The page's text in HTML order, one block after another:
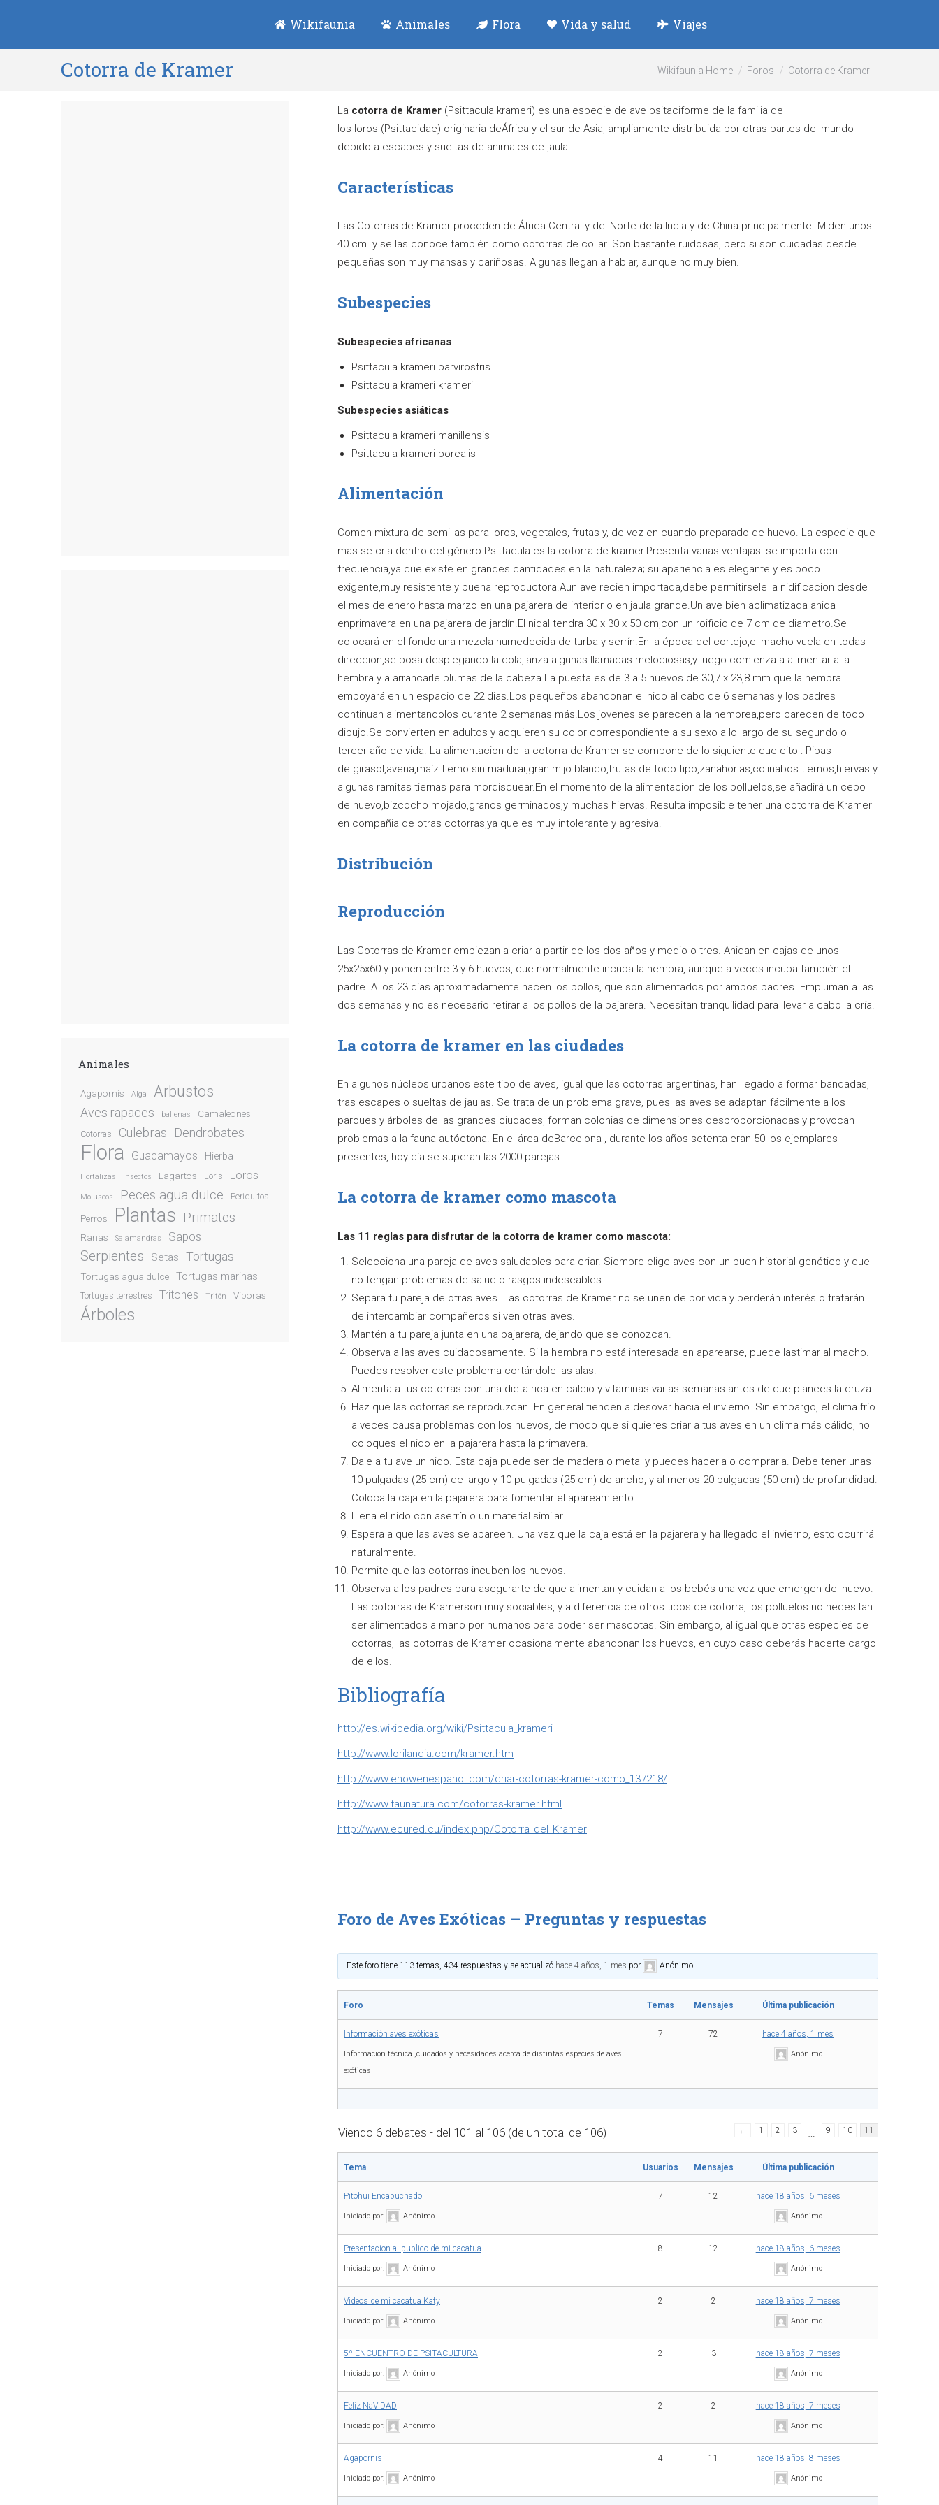
Wikifaunia Animales Flora Vida y salud Viajes
Cotorra de Kramer Wikifaunia Home Foros Cotorra de Kramer
La cotorra de Kramer (Psittacula krameri) es una especie de ave psitaciforme de la familia de
los loros (Psittacidae) originaria deÁfrica y el sur de Asia, ampliamente distribuida por otras partes del mundo
debido a escapes y sueltas de animales de jaula.
Características
Las Cotorras de Kramer proceden de África Central y del Norte de la India y de China principalmente. Miden unos
40 cm. y se las conoce también como cotorras de collar. Son bastante ruidosas, pero si son cuidadas desde
pequeñas son muy mansas y cariñosas. Algunas llegan a hablar, aunque no muy bien.
Subespecies
Subespecies africanas
Psittacula krameri parvirostris
Psittacula krameri krameri
Subespecies asiáticas
Psittacula krameri manillensis
Psittacula krameri borealis
Alimentación
Comen mixtura de semillas para loros, vegetales, frutas y, de vez en cuando preparado de huevo. La especie que
mas se cria dentro del género Psittacula es la cotorra de kramer.Presenta varias ventajas: se importa con
frecuencia,ya que existe en grandes cantidades en la naturaleza; su apariencia es elegante y es poco
exigente,muy resistente y buena reproductora.Aun ave recien importada,debe permitirsele la nidificacion desde
el mes de enero hasta marzo en una pajarera de interior o en jaula grande.Un ave bien aclimatizada anida
enprimavera en una pajarera de jardín.El nidal tendra 30 x 30 x 50 cm,con un roificio de 7 cm de diametro.Se
colocará en el fondo una mezcla humedecida de turba y serrín.En la época del cortejo,el macho vuela en todas
direccion,se posa desplegando la cola,lanza algunas llamadas melodiosas,y luego comienza a alimentar a la
hembra y a arrancarle plumas de la cabeza.La puesta es de 3 a 5 huevos de 30,7 x 23,8 mm que la hembra
empoyará en un espacio de 22 dias.Los pequeños abandonan el nido al cabo de 6 semanas y los padres
continuan alimentandolos curante 2 semanas más.Los jovenes se parecen a la hembrea,pero carecen de todo
dibujo.Se convierten en adultos y adquieren su color correspondiente a su sexo a lo largo de su segundo o
tercer año de vida. La alimentacion de la cotorra de Kramer se compone de lo siguiente que cito : Pipas
de girasol,avena,maíz tierno sin madurar,gran mijo blanco,frutas de todo tipo,zanahorias,colinabos tiernos,hiervas y
algunas ramitas tiernas para mordisquear.En el momento de la alimentacion de los polluelos,se añadirá un cebo
de huevo,bizcocho mojado,granos germinados,y muchas hiervas. Resulta imposible tener una cotorra de Kramer
en compañia de otras cotorras,ya que es muy intolerante y agresiva.
Distribución
Reproducción
Las Cotorras de Kramer empiezan a criar a partir de los dos años y medio o tres. Anidan en cajas de unos
25x25x60 y ponen entre 3 y 6 huevos, que normalmente incuba la hembra, aunque a veces incuba también el
padre. A los 23 días aproximadamente nacen los pollos, que son alimentados por ambos padres. Empluman a las
dos semanas y no es necesario retirar a los pollos de la pajarera. Necesitan tranquilidad para llevar a cabo la cría.
La cotorra de kramer en las ciudades
En algunos núcleos urbanos este tipo de aves, igual que las cotorras argentinas, han llegado a formar bandadas,
tras escapes o sueltas de jaulas. Se trata de un problema grave, pues las aves se adaptan fácilmente a los
parques y árboles de las grandes ciudades, forman colonias de dimensiones desproporcionadas y provocan
problemas a la fauna autóctona. En el área deBarcelona , durante los años setenta eran 50 los ejemplares
presentes, hoy día se superan las 2000 parejas.
La cotorra de kramer como mascota
Las 11 reglas para disfrutar de la cotorra de kramer como mascota:
Selecciona una pareja de aves saludables para criar. Siempre elige aves con un buen historial genético y que
no tengan problemas de salud o rasgos indeseables.
Separa tu pareja de otras aves. Las cotorras de Kramer no se unen de por vida y perderán interés o tratarán
de intercambiar compañeros si ven otras aves.
Mantén a tu pareja junta en una pajarera, dejando que se conozcan.
Observa a las aves cuidadosamente. Si la hembra no está interesada en aparearse, puede lastimar al macho.
Puedes resolver este problema cortándole las alas.
Alimenta a tus cotorras con una dieta rica en calcio y vitaminas varias semanas antes de que planees la cruza.
Haz que las cotorras se reproduzcan. En general tienden a desovar hacia el invierno. Sin embargo, el clima frío
a veces causa problemas con los huevos, de modo que si quieres criar a tus aves en un clima más cálido, no
coloques el nido en la pajarera hasta la primavera.
Dale a tu ave un nido. Esta caja puede ser de madera o metal y puedes hacerla o comprarla. Debe tener unas
10 pulgadas (25 cm) de largo y 10 pulgadas (25 cm) de ancho, y al menos 20 pulgadas (50 cm) de profundidad.
Coloca la caja en la pajarera para fomentar el apareamiento.
Llena el nido con aserrín o un material similar.
Espera a que las aves se apareen. Una vez que la caja está en la pajarera y ha llegado el invierno, esto ocurrirá
naturalmente.
Permite que las cotorras incuben los huevos.
Observa a los padres para asegurarte de que alimentan y cuidan a los bebés una vez que emergen del huevo.
Las cotorras de Kramerson muy sociables, y a diferencia de otros tipos de cotorra, los polluelos no necesitan
ser alimentados a mano por humanos para poder ser mascotas. Sin embargo, al igual que otras especies de
cotorras, las cotorras de Kramer ocasionalmente abandonan los huevos, en cuyo caso deberás hacerte cargo
de ellos.
Bibliografía
http://es.wikipedia.org/wiki/Psittacula_krameri
http://www.lorilandia.com/kramer.htm
http://www.ehowenespanol.com/criar-cotorras-kramer-como_137218/
http://www.faunatura.com/cotorras-kramer.html
http://www.ecured.cu/index.php/Cotorra_del_Kramer
Foro de Aves Exóticas – Preguntas y respuestas
Este foro tiene 113 temas, 434 respuestas y se actualizó hace 4 años, 1 mes por Anónimo.
Foro Temas Mensajes Última publicación
Información aves exóticas
Información técnica ,cuidados y necesidades acerca de distintas especies de aves
exóticas
7 72 hace 4 años, 1 mes
Anónimo
Viendo 6 debates - del 101 al 106 (de un total de 106) ← 1 2 3 … 9 10 11
Tema Usuarios Mensajes Última publicación
Pitohui Encapuchado
Iniciado por: Anónimo
7 12 hace 18 años, 6 meses
Anónimo
Presentacion al publico de mi cacatua
Iniciado por: Anónimo
8 12 hace 18 años, 6 meses
Anónimo
Videos de mi cacatua Katy
Iniciado por: Anónimo
2 2 hace 18 años, 7 meses
Anónimo
5º ENCUENTRO DE PSITACULTURA
Iniciado por: Anónimo
2 3 hace 18 años, 7 meses
Anónimo
Feliz NaVIDAD
Iniciado por: Anónimo
2 2 hace 18 años, 7 meses
Anónimo
Agapornis
Iniciado por: Anónimo
4 11 hace 18 años, 8 meses
Anónimo
Animales
Agapornis Alga Arbustos
Aves rapaces ballenas Camaleones
Cotorras Culebras Dendrobates
Flora Guacamayos Hierba
Hortalizas Insectos Lagartos Loris Loros
Moluscos Peces agua dulce Periquitos
Perros Plantas Primates
Ranas Salamandras Sapos
Serpientes Setas Tortugas
Tortugas agua dulce Tortugas marinas
Tortugas terrestres Tritones Tritón Víboras
Árboles